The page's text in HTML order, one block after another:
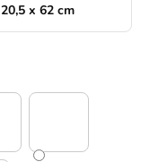
20,5 x 62 cm